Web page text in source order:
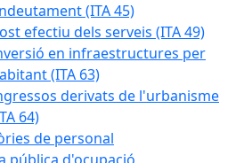
(ITA 45)
efectiu dels serveis (ITA 49)
en infraestructures per
(ITA 63)
derivats de l'urbanisme
64)
de personal